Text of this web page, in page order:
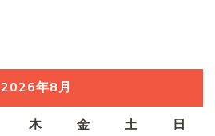
2026年8月
木 金 土 日